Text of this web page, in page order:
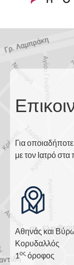
Για
με τον Ιατρό
Αθηνάς και
Κορυδαλλός
1ος όροφος